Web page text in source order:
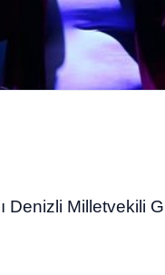
Denizli Milletvekili